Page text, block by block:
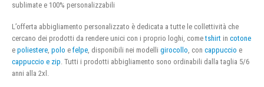
sublimate e 100% personalizzabili
L’offerta abbigliamento personalizzato è dedicata a tutte le collettività che
cercano dei prodotti da rendere unici con i proprio loghi, cometshirt in cotone
e poliestere, polo e felpe, disponibili nei modelli girocollo, con cappuccio e
cappuccio e zip. Tutti i prodotti abbigliamento sono ordinabili dalla taglia 5/6
anni alla 2xl.